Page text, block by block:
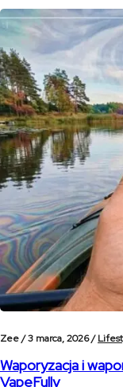
Zee /3 marca, 2026 /
Waporyzacja i
VapeFully